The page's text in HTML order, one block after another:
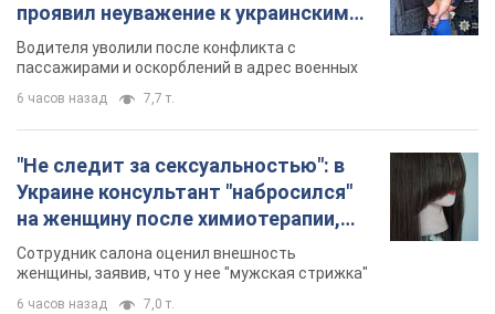
проявил неуважение к украинским
военным и поплатился за это.
Видео
Водителя уволили после конфликта с
пассажирами и оскорблений в адрес военных
6 часов назад 7,7 т.
"Не следит за сексуальностью": в
Украине консультант "набросился"
на женщину после химиотерапии,
разгорелся скандал. Фото
Сотрудник салона оценил внешность
женщины, заявив, что у нее "мужская стрижка"
6 часов назад 7,0 т.